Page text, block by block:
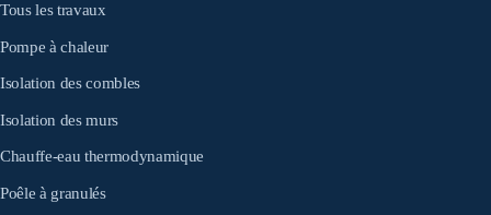
Tous les travaux
Pompe à chaleur
Isolation des combles
Isolation des murs
Chauffe-eau thermodynamique
Poêle à granulés